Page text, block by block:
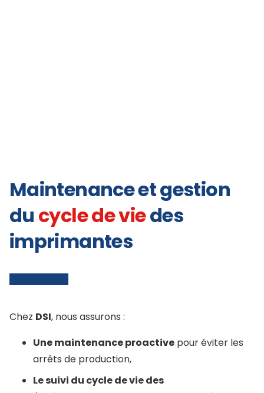
Maintenance et gestion
du cycle de viedes
imprimantes
Chez DSI, nous assurons :
Une maintenance proactive pour éviter les
arrêts de production,
Le suivi du cycle de vie des